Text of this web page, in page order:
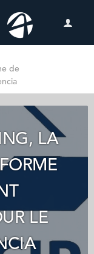
de
LA
LE